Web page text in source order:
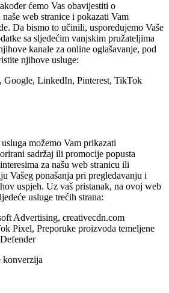
ćemo Vas obavijestiti o
web stranice i pokazati Vam
Da bismo to učinili, uspoređujemo Vaše
sa sljedećim vanjskim pružateljima
kanale za online oglašavanje, pod
njihove usluge:
Google, LinkedIn, Pinterest, TikTok
možemo Vam prikazati
sadržaj ili promocije popusta
za našu web stranicu ili
Vašeg ponašanja pri pregledavanju i
uspjeh. Uz vaš pristanak, na ovoj web
usluge trećih strana:
Advertising, creativecdn.com
Pixel, Preporuke proizvoda temeljene
konverzija